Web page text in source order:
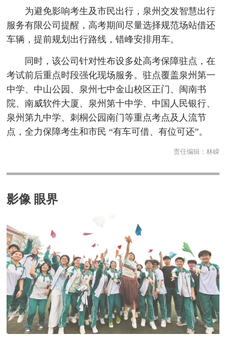
为避免影响考生及市民出行，泉州交发智慧出行
服务有限公司提醒，高考期间尽量选择规范场站借还
车辆，提前规划出行路线，错峰安排用车。
同时，该公司针对性布设多处高考保障驻点，在
考试前后重点时段强化现场服务。驻点覆盖泉州第一
中学、中山公园、泉州七中金山校区正门、闽南书
院、南威软件大厦、泉州第十中学、中国人民银行、
泉州第九中学、刺桐公园南门等重点考点及人流节
点，全力保障考生和市民 “有车可借、有位可还”。
责任编辑： 林嵘
影像 眼界